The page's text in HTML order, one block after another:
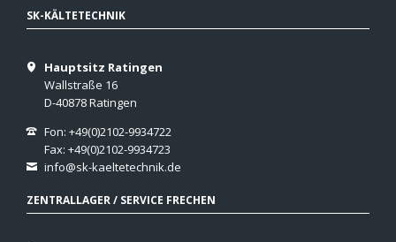
SK-KÄLTETECHNIK
Hauptsitz Ratingen
Wallstraße 16
D-40878 Ratingen
Fon: +49(0)2102-9934722
Fax: +49(0)2102-9934723
info@sk-kaeltetechnik.de
ZENTRALLAGER / SERVICE FRECHEN